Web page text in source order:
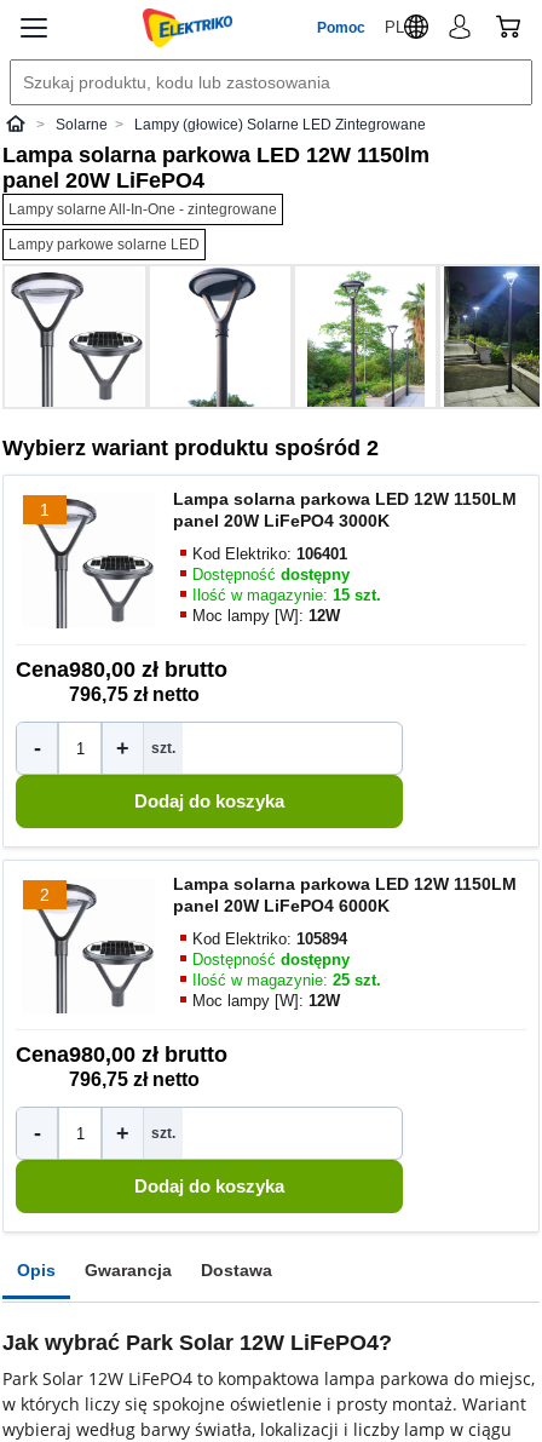
Pomoc PL
ElektrikoSolarne Lampy (głowice) Solarne LED Zintegrowane
Lampa solarna parkowa LED 12W 1150lm
panel 20W LiFePO4
Lampy solarne All-In-One - zintegrowane
Lampy parkowe solarne LED
Wybierz wariant produktu spośród 2
1
Lampa solarna parkowa LED 12W 1150LM
panel 20W LiFePO4 3000K
Kod Elektriko:106401
Dostępnośćdostępny
Ilość w magazynie:15 szt.
Moc lampy [W]:12W
Cena980,00 zł brutto
796,75 zł netto
- + szt.
2
Lampa solarna parkowa LED 12W 1150LM
panel 20W LiFePO4 6000K
Kod Elektriko:105894
Dostępnośćdostępny
Ilość w magazynie:25 szt.
Moc lampy [W]:12W
Cena980,00 zł brutto
796,75 zł netto
- + szt.
Opis Gwarancja Dostawa
Jak wybrać Park Solar 12W LiFePO4?
Park Solar 12W LiFePO4 to kompaktowa lampa parkowa do miejsc,
w których liczy się spokojne oświetlenie i prosty montaż. Wariant
wybieraj według barwy światła, lokalizacji i liczby lamp w ciągu